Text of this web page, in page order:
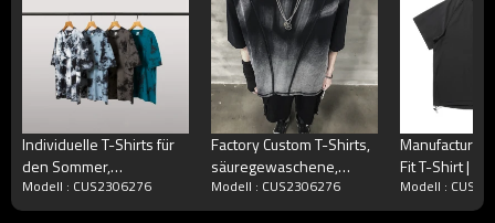
Individuelle T-Shirts für
den Sommer,
unregelmäßige Batik-T-
Shirts, übergroße
Modell : CUS2306276
Factory Custom T-Shirts,
säuregewaschene,
übergroße, dunkle T-
Shirts
Modell : CUS2306276
Manufacture
Fit T-Shirt |
Shirt mit
Tasche |
Modell :